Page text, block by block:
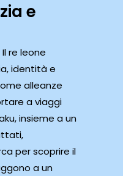
e
re leone
identità e
alleanze
a viaggi
insieme a un
per scoprire il
a un